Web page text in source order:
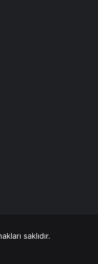
saklıdır.